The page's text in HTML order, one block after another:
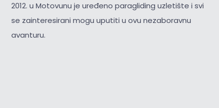
2012. u Motovunu je uređeno paragliding uzletište i svi
se zainteresirani mogu uputiti u ovu nezaboravnu
avanturu.